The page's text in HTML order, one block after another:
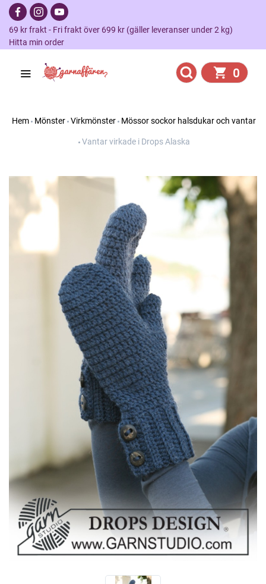
69 kr frakt - Fri frakt över 699 kr (gäller leveranser under 2 kg)
Hitta min order
0
Hem Mönster Virkmönster Mössor sockor halsdukar och vantar
Vantar virkade i Drops Alaska